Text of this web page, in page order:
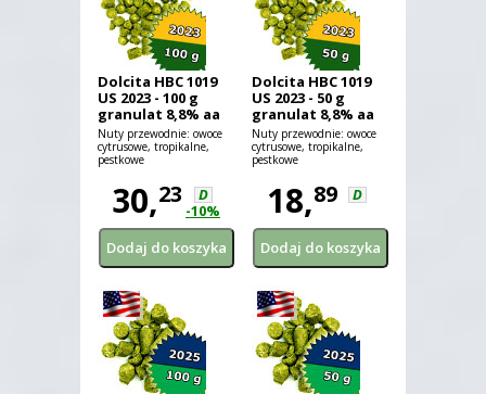
Dolcita HBC 1019
US 2023 - 100 g
granulat 8,8% aa
Nuty przewodnie: owoce
cytrusowe, tropikalne,
pestkowe
30,23
D
-10%
Dolcita HBC 1019
US 2023 - 50 g
granulat 8,8% aa
Nuty przewodnie: owoce
cytrusowe, tropikalne,
pestkowe
18,89 D